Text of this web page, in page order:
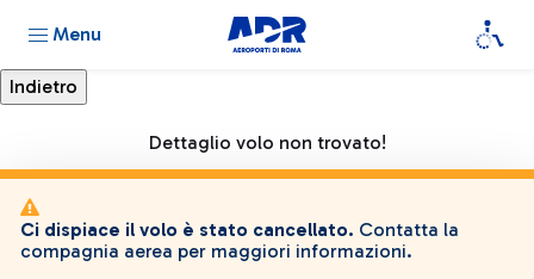
Menu
Dettaglio volo non trovato!
Ci dispiace il volo è stato cancellato. Contatta la
compagnia aerea per maggiori informazioni.